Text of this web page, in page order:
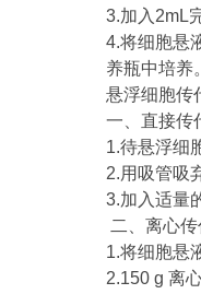
3.加入2mL
4.将细胞悬
养瓶中培养。
悬浮细胞传
一、直接传
1.待悬浮细
2.用吸管吸
3.加入适量
二、离心
1.将细胞悬
2.150 g 离